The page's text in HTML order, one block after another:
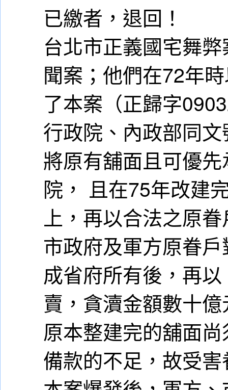
已繳者，退回！
台北市正義國宅舞
聞案；他們在72年
了本案（正歸字
行政院、內政部同
將原有舖面且可優
院， 且在75年改建
上，再以合法之原
市政府及軍方原眷
成省府所有後，再
賣，貪瀆金額數十
原本整建完的舖面
備款的不足，故受